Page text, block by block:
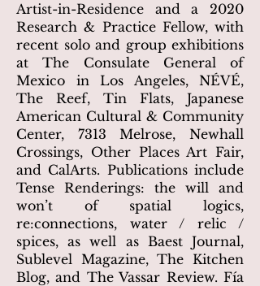
Artist-in-Residence and a 2020
Research & Practice Fellow, with
recent solo and group exhibitions
at The Consulate General of
Mexico in Los Angeles, NÉVÉ,
The Reef, Tin Flats, Japanese
American Cultural & Community
Center, 7313 Melrose, Newhall
Crossings, Other Places Art Fair,
and CalArts. Publications include
Tense Renderings: the will and
won’t of spatial logics,
re:connections, water / relic /
spices, as well as Baest Journal,
Sublevel Magazine, The Kitchen
Blog, and The Vassar Review. Fía